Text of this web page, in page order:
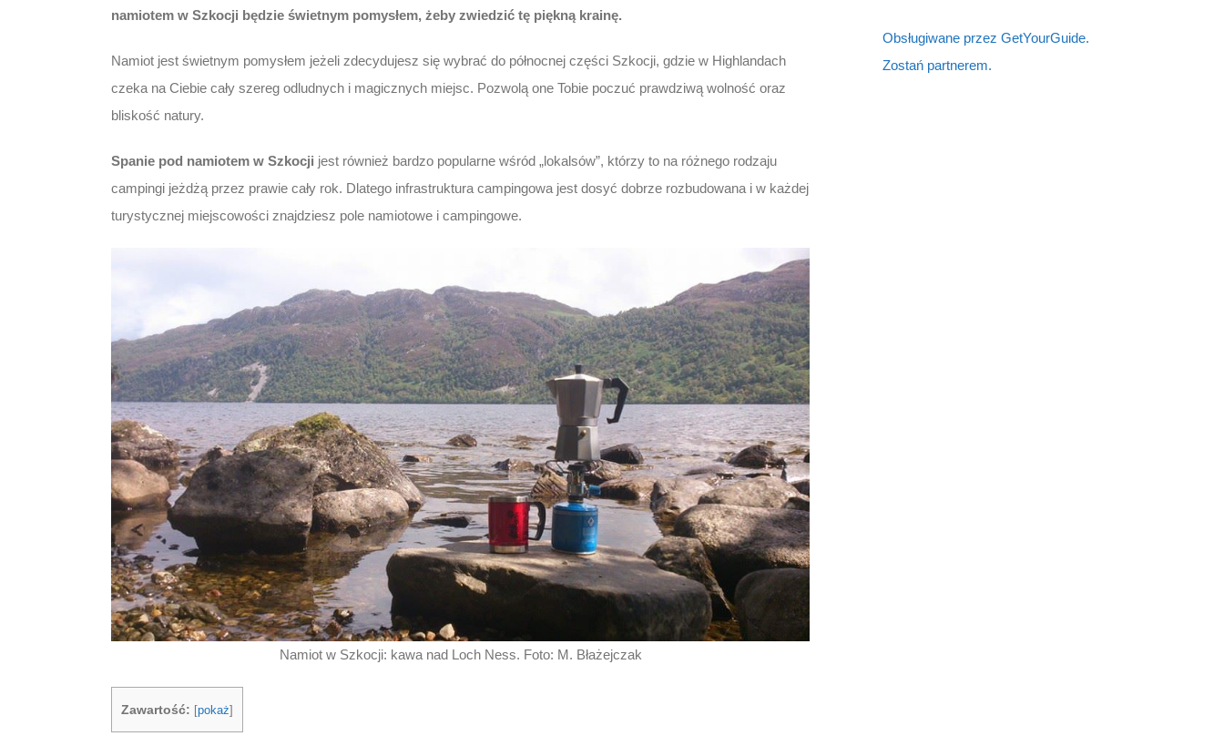
namiotem w Szkocji będzie świetnym pomysłem, żeby zwiedzić tę piękną krainę.
Namiot jest świetnym pomysłem jeżeli zdecydujesz się wybrać do północnej części Szkocji, gdzie w Highlandach
czeka na Ciebie cały szereg odludnych i magicznych miejsc. Pozwolą one Tobie poczuć prawdziwą wolność oraz
bliskość natury.
Spanie pod namiotem w Szkocji jest również bardzo popularne wśród „lokalsów”, którzy to na różnego rodzaju
campingi jeżdżą przez prawie cały rok. Dlatego infrastruktura campingowa jest dosyć dobrze rozbudowana i w każdej
turystycznej miejscowości znajdziesz pole namiotowe i campingowe.
Namiot w Szkocji: kawa nad Loch Ness. Foto: M. Błażejczak
Zawartość: [pokaż]
Obsługiwane przez GetYourGuide.
Zostań partnerem.